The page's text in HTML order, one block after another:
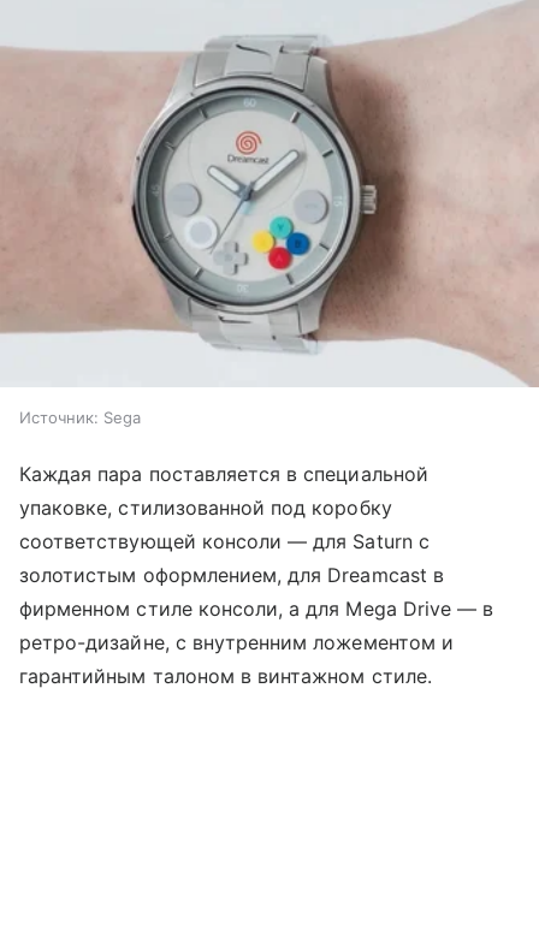
Источник: Sega
Каждая пара поставляется в специальной
упаковке, стилизованной под коробку
соответствующей консоли — для Saturn с
золотистым оформлением, для Dreamcast в
фирменном стиле консоли, а для Mega Drive — в
ретро-дизайне, с внутренним ложементом и
гарантийным талоном в винтажном стиле.